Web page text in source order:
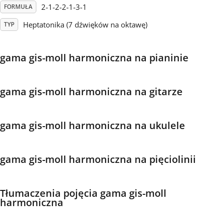
Español
日本語
Polski
FORMUŁA 2-1-2-2-1-3-1
TYP Heptatonika (7 dźwięków na oktawę)
gama gis-moll harmoniczna na pianinie
gama gis-moll harmoniczna na gitarze
gama gis-moll harmoniczna na ukulele
gama gis-moll harmoniczna na pięciolinii
Tłumaczenia pojęcia gama gis-moll
harmoniczna